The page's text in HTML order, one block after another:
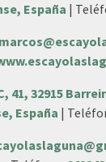
España |
41, 32915
España |